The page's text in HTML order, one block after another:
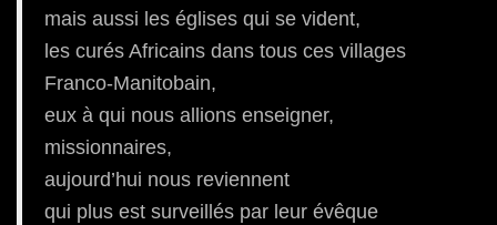
mais aussi les églises qui se vident,
les curés Africains dans tous ces villages
Franco-Manitobain,
eux à qui nous allions enseigner,
missionnaires,
aujourd’hui nous reviennent
qui plus est surveillés par leur évêque